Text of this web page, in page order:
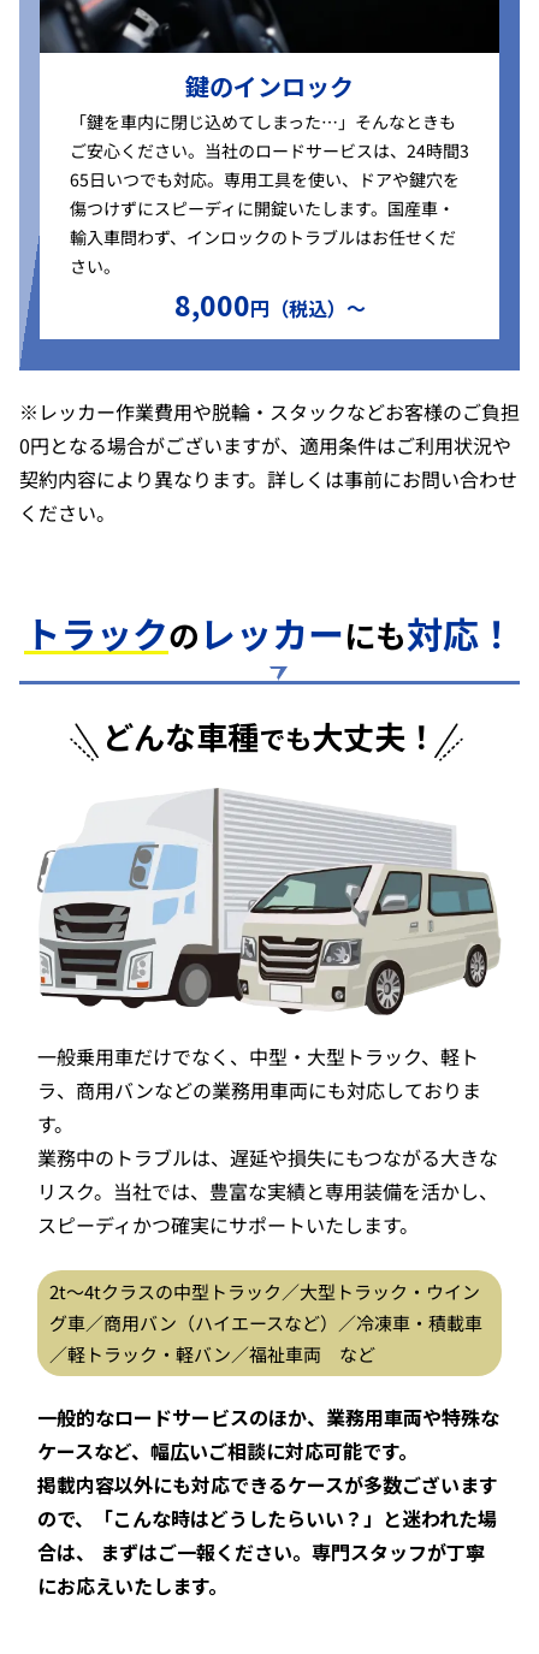
鍵のインロック
「鍵を車内に閉じ込めてしまった…」そんなときも
ご安心ください。当社のロードサービスは、24時間3
65日いつでも対応。専用工具を使い、ドアや鍵穴を
傷つけずにスピーディに開錠いたします。国産車・
輸入車問わず、インロックのトラブルはお任せくだ
さい。
8,000円（税込）〜
※レッカー作業費用や脱輪・スタックなどお客様のご負担
0円となる場合がございますが、適用条件はご利用状況や
契約内容により異なります。詳しくは事前にお問い合わせ
ください。
トラックのレッカーにも対応！
どんな車種でも大丈夫！
一般乗用車だけでなく、中型・大型トラック、軽ト
ラ、商用バンなどの業務用車両にも対応しておりま
す。
業務中のトラブルは、遅延や損失にもつながる大きな
リスク。当社では、豊富な実績と専用装備を活かし、
スピーディかつ確実にサポートいたします。
2t〜4tクラスの中型トラック／大型トラック・ウイン
グ車／商用バン（ハイエースなど）／冷凍車・積載車
／軽トラック・軽バン／福祉車両 など
一般的なロードサービスのほか、業務用車両や特殊な
ケースなど、幅広いご相談に対応可能です。
掲載内容以外にも対応できるケースが多数ございます
ので、「こんな時はどうしたらいい？」と迷われた場
合は、
まずはご一報ください。専門スタッフが丁寧
にお応えいたします。